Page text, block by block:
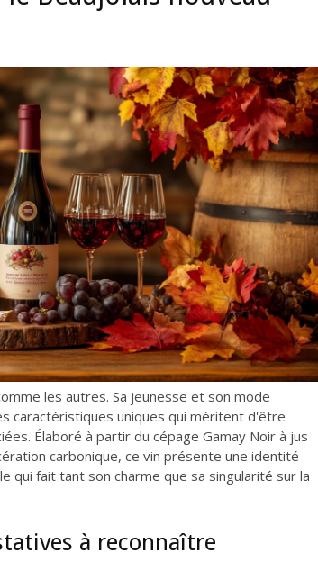
les autres. Sa jeunesse et son mode
caractéristiques uniques qui méritent d'être
Élaboré à partir du cépage Gamay Noir à jus
carbonique, ce vin présente une identité
qui fait tant son charme que sa singularité sur la
à reconnaître